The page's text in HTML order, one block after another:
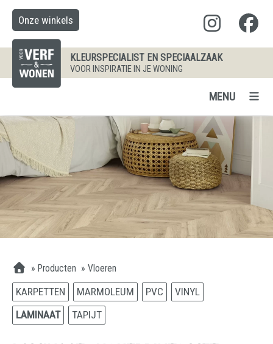
KLEURSPECIALIST EN SPECIAALZAAK
VOOR INSPIRATIE IN JE WONING
Onze winkels
MENU
» Producten »Vloeren
KARPETTEN MARMOLEUM PVC
VINYL
LAMINAAT
TAPIJT